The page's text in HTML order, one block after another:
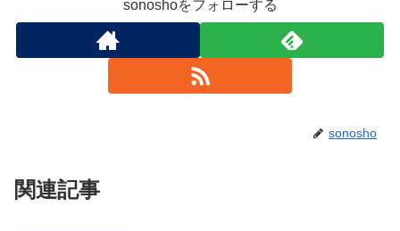
sonoshoをフォローする
sonosho
関連記事